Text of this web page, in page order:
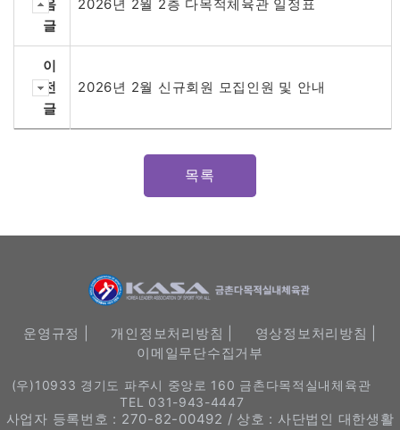
음
글
2026년 2월 2층 다목적체육관 일정표
이
전
글
2026년 2월 신규회원 모집인원 및 안내
목록
운영규정 | 개인정보처리방침 |
영상정보처리방침 |
이메일무단수집거부
(우)10933 경기도 파주시 중앙로 160 금촌다목적실내체육관
TEL 031-943-4447
사업자 등록번호 : 270-82-00492 / 상호 : 사단법인 대한생활